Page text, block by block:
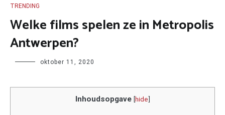
TRENDING
Welke films spelen ze in Metropolis
Antwerpen?
Author oktober 11, 2020
Inhoudsopgave [hide]